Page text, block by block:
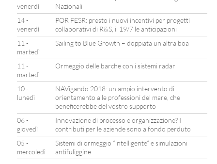
venerdì
Nazionali
14 -
venerdì
POR FESR: presto i nuovi incentivi per progetti
collaborativi di R&S, il 19/7 le anticipazioni
11 -
martedì
Sailing to Blue Growth – doppiata un’altra boa
11 -
martedì
Ormeggio delle barche con i sistemi radar
10 -
lunedì
NAVigando 2018: un ampio intervento di
orientamento alle professioni del mare, che
beneficerebbe del vostro supporto
06 -
giovedì
Innovazione di processo e organizzazione? I
contributi per le aziende sono a fondo perduto
05 -
mercoledì
Sistemi di ormeggio “intelligente” e simulazioni
antifuliggine